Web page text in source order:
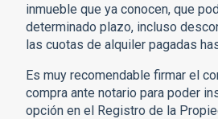
inmueble que ya conocen, que
determinado plazo, incluso
las cuotas de alquiler pagadas
Es muy recomendable firmar el
compra ante notario para poder
opción en el Registro de la